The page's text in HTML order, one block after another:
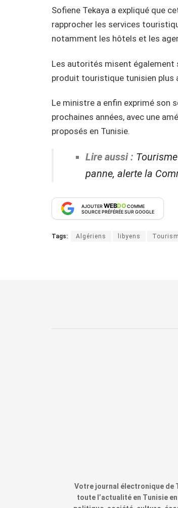
Sofiene Tekaya a expliqué que
rapprocher les services
notamment les hôtels et les
Les autorités misent également
produit touristique tunisien plus
Le ministre a enfin exprimé son
prochaines années, avec une
proposés en Tunisie.
Lire aussi :
panne, alerte la
AJOUTERWEBDOCOMME
SOURCE PRÉFÉRÉE SUR GOOGLE
Tags: Algériens libyens
Votre journal électronique de
toute l’actualité en Tunisie